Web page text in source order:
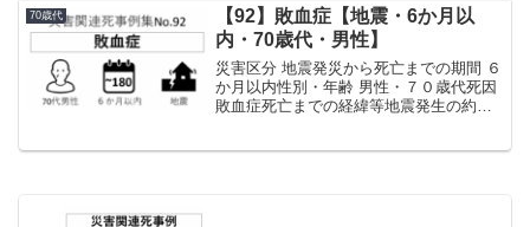
活していた。地震の後、施設が危険とい
うことで避難所に...
70歳代
【92】敗血症【地震・6か月以
内・70歳代・男性】
災害区分 地震発災から死亡までの期間 ６
か月以内性別・年齢 男性・７０歳代死因
敗血症死亡までの経緯等地震発生の約１